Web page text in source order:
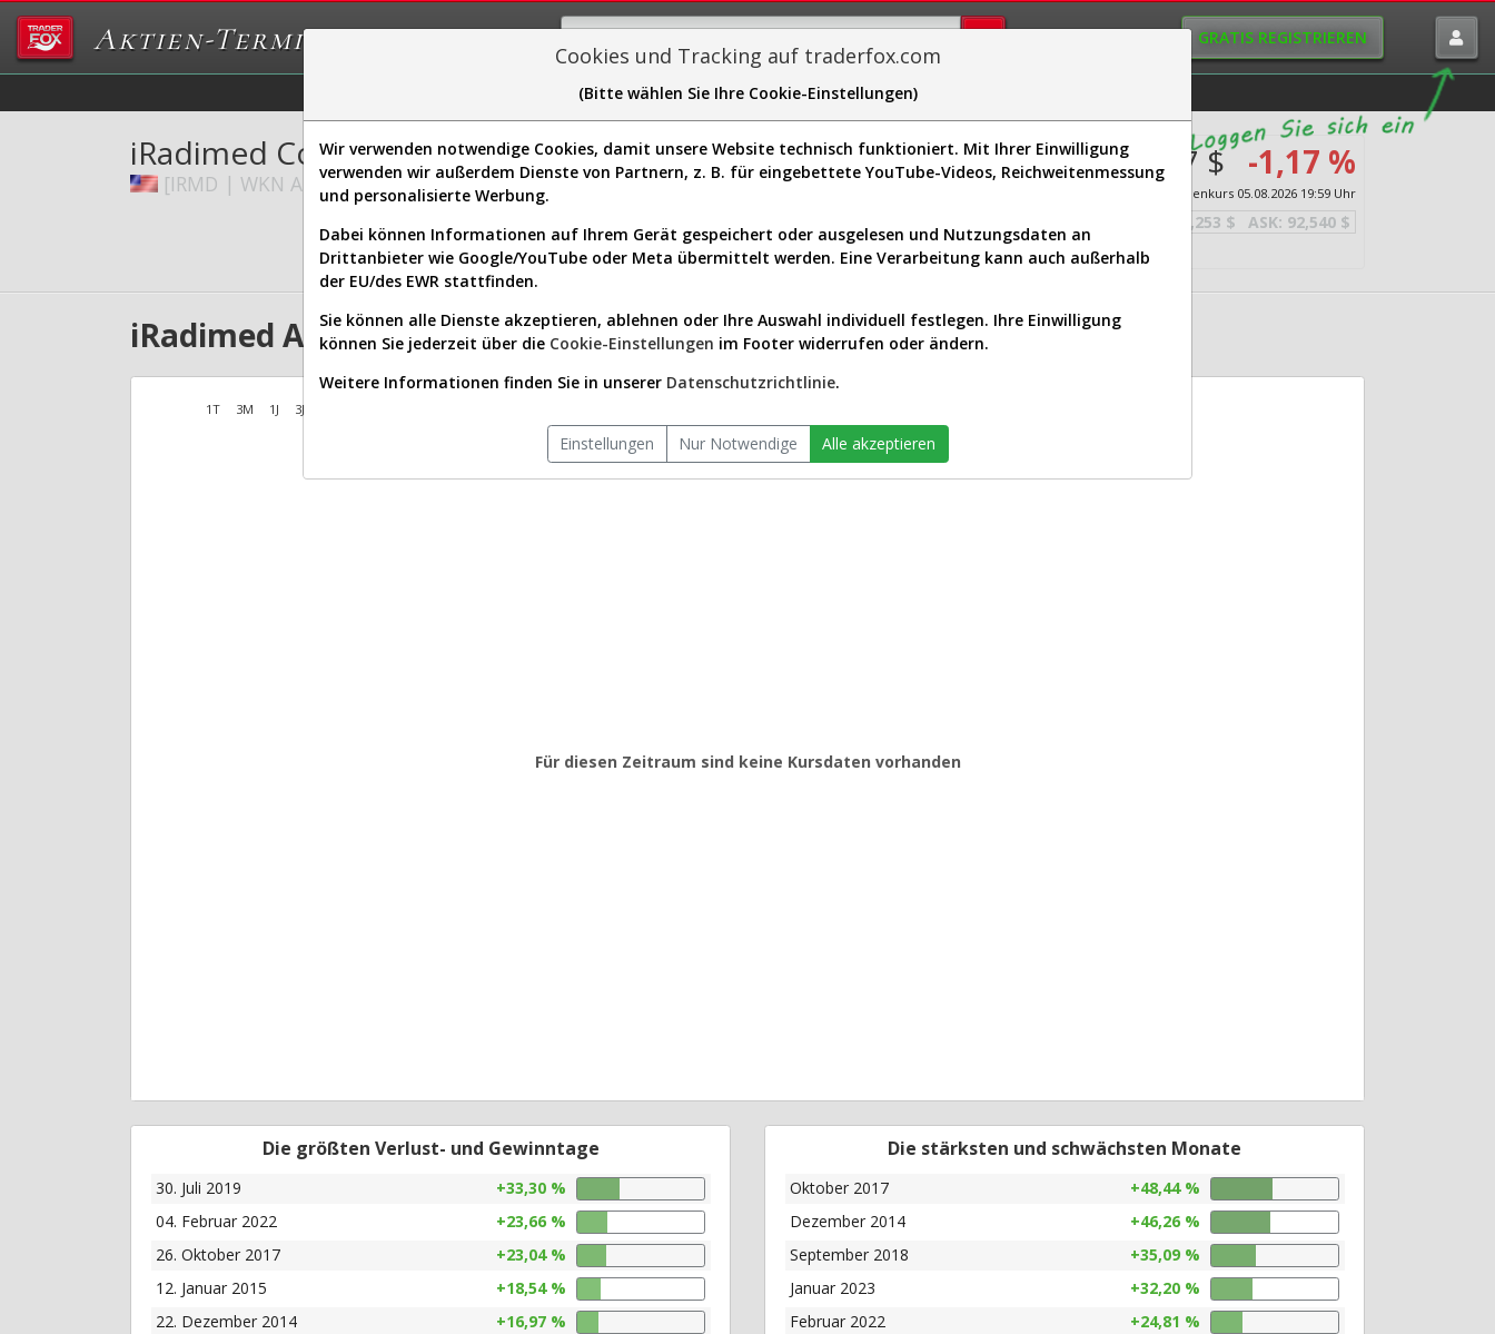
Aktien-Terminal GRATIS REGISTRIEREN
Sector-Spider Easy-Scan Visualizations
iRadimed Corp.
[IRMD | WKN A118V4 | ISIN US46266A1097]
91,897 $ -1,17 %
Echtzeit-Aktienkurs 05.08.2026 19:59 Uhr
91,253 $ ASK: 92,540 $
Website:
Sektor:
Healthcare / Medical Devices
Anzahl
Aktien:
12,786,991
iRadimed Aktien Verlauf seit Beginn (A118V4 | IRMD)
1T 3M 1J 3J
Für diesen Zeitraum sind keine Kursdaten vorhanden
Die größten Verlust- und Gewinntage
30. Juli 2019
+33,30 %
04. Februar 2022
+23,66 %
26. Oktober 2017
+23,04 %
12. Januar 2015
+18,54 %
22. Dezember 2014
+16,97 %
Die stärksten und schwächsten Monate
Oktober 2017
+48,44 %
Dezember 2014
+46,26 %
September 2018
+35,09 %
Januar 2023
+32,20 %
Februar 2022
+24,81 %
Cookies und Tracking auf traderfox.com
(Bitte wählen Sie Ihre Cookie-Einstellungen)
Wir verwenden notwendige Cookies, damit unsere Website technisch funktioniert. Mit Ihrer Einwilligung
verwenden wir außerdem Dienste von Partnern, z. B. für eingebettete YouTube-Videos, Reichweitenmessung
und personalisierte Werbung.
Dabei können Informationen auf Ihrem Gerät gespeichert oder ausgelesen und Nutzungsdaten an
Drittanbieter wie Google/YouTube oder Meta übermittelt werden. Eine Verarbeitung kann auch außerhalb
der EU/des EWR stattfinden.
Sie können alle Dienste akzeptieren, ablehnen oder Ihre Auswahl individuell festlegen. Ihre Einwilligung
können Sie jederzeit über die Cookie-Einstellungen im Footer widerrufen oder ändern.
Weitere Informationen finden Sie in unserer Datenschutzrichtlinie.
Einstellungen Nur Notwendige Alle akzeptieren